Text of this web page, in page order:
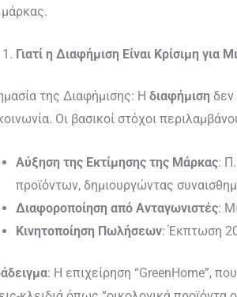
Γιατί η Διαφήμιση Είναι Κρίσιμη για
της Διαφήμισης: Η διαφήμιση δεν
Οι βασικοί στόχοι
Αύξηση της Εκτίμησης της Μάρκας:
προϊόντων, δημιουργώντας
Διαφοροποίηση από Ανταγωνιστές:
Κινητοποίηση Πωλήσεων: Έκπτωση
: Η επιχείρηση “GreenHome”,